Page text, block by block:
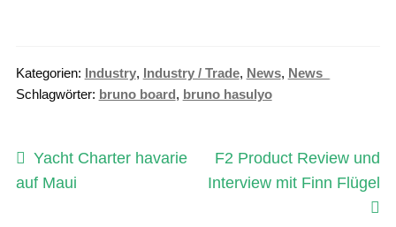
Kategorien: Industry, Industry / Trade, News, News_
Schlagwörter: bruno board, bruno hasulyo
Beitragsnavigation
Vorheriger
Beitrag:
Yacht Charter havarie
auf Maui
Nächster
Beitrag:
F2 Product Review und
Interview mit Finn Flügel